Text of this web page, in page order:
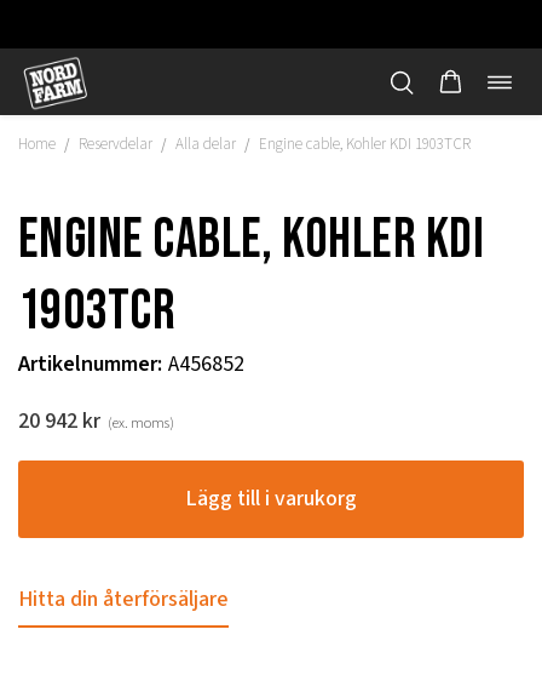
Hoppa
innehåll
Home / Reservdelar / Alla delar / Engine cable, Kohler KDI 1903TCR
Engine cable, Kohler KDI
1903TCR
Artikelnummer: A456852
20 942 kr (ex. moms)
Lägg till i varukorg
Hitta din återförsäljare